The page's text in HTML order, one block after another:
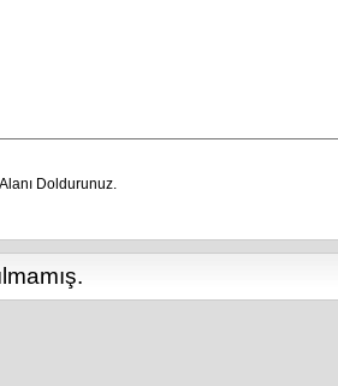
Doldurunuz.